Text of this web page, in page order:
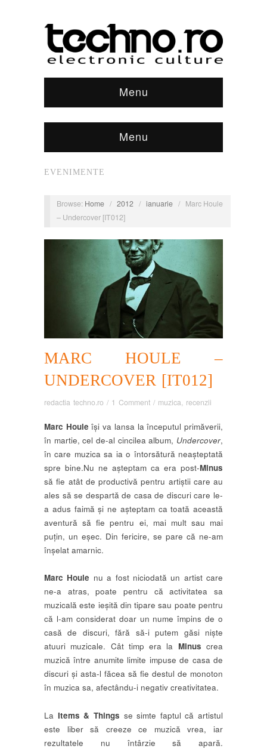
Menu
Menu
EVENIMENTE
Browse: Home / 2012 / ianuarie / Marc Houle
– Undercover [IT012]
MARC HOULE –
UNDERCOVER [IT012]
redactia techno.ro / 1 Comment / muzica, recenzii
Marc Houle își va lansa la începutul primăverii,
în martie, cel de-al cincilea album, Undercover,
în care muzica sa ia o întorsătură neașteptată
spre bine.Nu ne așteptam ca era post-Minus
să fie atât de productivă pentru artiștii care au
ales să se despartă de casa de discuri care le-
a adus faimă și ne așteptam ca toată această
aventură să fie pentru ei, mai mult sau mai
puțin, un eșec. Din fericire, se pare că ne-am
înșelat amarnic.
Marc Houle nu a fost niciodată un artist care
ne-a atras, poate pentru că activitatea sa
muzicală este ieșită din tipare sau poate pentru
că l-am considerat doar un nume împins de o
casă de discuri, fără să-i putem găsi niște
atuuri muzicale. Cât timp era la Minus crea
muzică între anumite limite impuse de casa de
discuri și asta-l făcea să fie destul de monoton
în muzica sa, afectându-i negativ creativitatea.
La Items & Things se simte faptul că artistul
este liber să creeze ce muzică vrea, iar
rezultatele nu întârzie să apară.